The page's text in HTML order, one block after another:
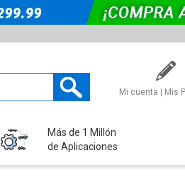
Mi cuenta | Mis
Más de 1 Millón
de Aplicaciones